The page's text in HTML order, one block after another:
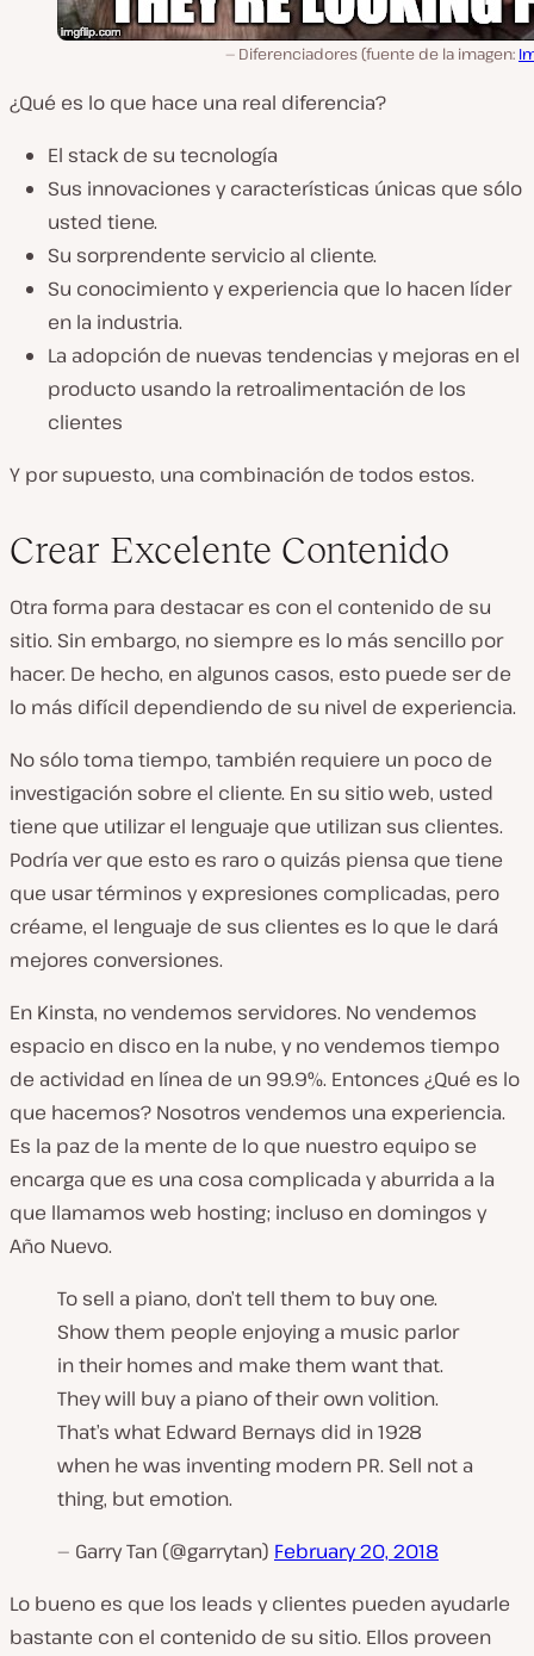
Diferenciadores (fuente de la imagen:
¿Qué es lo que hace una real diferencia?
El stack de su tecnología
Sus innovaciones y características únicas que sólo
usted tiene.
Su sorprendente servicio al cliente.
Su conocimiento y experiencia que lo hacen líder
en la industria.
La adopción de nuevas tendencias y mejoras en el
producto usando la retroalimentación de los
clientes
Y por supuesto, una combinación de todos estos.
Crear Excelente Contenido
Otra forma para destacar es con el contenido de su
sitio. Sin embargo, no siempre es lo más sencillo por
hacer. De hecho, en algunos casos, esto puede ser de
lo más difícil dependiendo de su nivel de experiencia.
No sólo toma tiempo, también requiere un poco de
investigación sobre el cliente. En su sitio web, usted
tiene que utilizar el lenguaje que utilizan sus clientes.
Podría ver que esto es raro o quizás piensa que tiene
que usar términos y expresiones complicadas, pero
créame, el lenguaje de sus clientes es lo que le dará
mejores conversiones.
En Kinsta, no vendemos servidores. No vendemos
espacio en disco en la nube, y no vendemos tiempo
de actividad en línea de un 99.9%. Entonces ¿Qué es lo
que hacemos? Nosotros vendemos una experiencia.
Es la paz de la mente de lo que nuestro equipo se
encarga que es una cosa complicada y aburrida a la
que llamamos web hosting; incluso en domingos y
Año Nuevo.
To sell a piano, don’t tell them to buy one.
Show them people enjoying a music parlor
in their homes and make them want that.
They will buy a piano of their own volition.
That’s what Edward Bernays did in 1928
when he was inventing modern PR. Sell not a
thing, but emotion.
— Garry Tan (@garrytan) February 20, 2018
Lo bueno es que los leads y clientes pueden ayudarle
bastante con el contenido de su sitio. Ellos proveen